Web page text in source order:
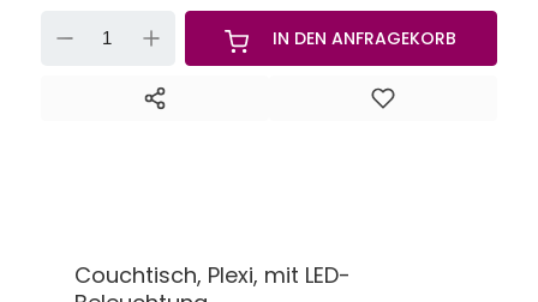
IN DEN ANFRAGEKORB
Couchtisch, Plexi, mit LED-